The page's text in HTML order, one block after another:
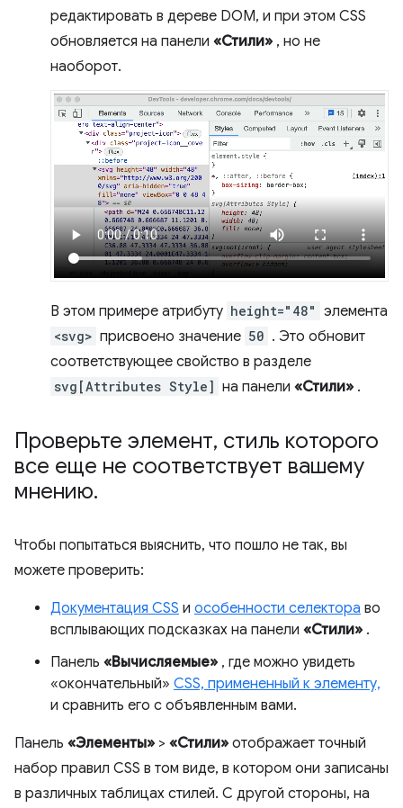
редактировать в дереве DOM, и при этом CSS
обновляется на панели «Стили» , но не
наоборот.
В этом примере атрибуту height="48" элемента
<svg> присвоено значение 50 . Это обновит
соответствующее свойство в разделе
svg[Attributes Style] на панели «Стили» .
Проверьте элемент, стиль которого
все еще не соответствует вашему
мнению.
Чтобы попытаться выяснить, что пошло не так, вы
можете проверить:
Документация CSS и особенности селектора во
всплывающих подсказках на панели «Стили» .
Панель «Вычисляемые» , где можно увидеть
«окончательный» CSS, примененный к элементу,
и сравнить его с объявленным вами.
Панель «Элементы» > «Стили» отображает точный
набор правил CSS в том виде, в котором они записаны
в различных таблицах стилей. С другой стороны, на